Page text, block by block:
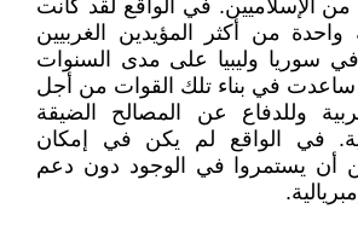
الإسلاميين. في الواقع لقد كانت
واحدة من أكثر المؤيدين الغربيين
في سوريا وليبيا على مدى السنوات
ساعدت في بناء تلك القوات من أجل
وللدفاع عن المصالح الضيقة
في الواقع لم يكن في إمكان
أن يستمروا في الوجود دون دعم